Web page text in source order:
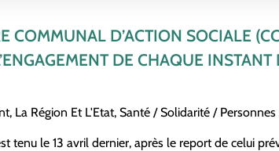
COMMUNAL D’ACTION SOCIALE
DE CHAQUE INSTANT
La Région Et L'Etat, Santé / Solidarité / Personnes
tenu le 13 avril dernier, après le report de celui